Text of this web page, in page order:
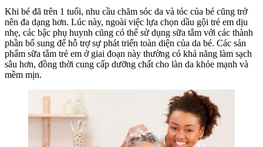
Khi bé đã trên 1 tuổi, nhu cầu chăm sóc da và tóc của bé cũng trở
nên đa dạng hơn. Lúc này, ngoài việc lựa chọn dầu gội trẻ em dịu
nhẹ, các bậc phụ huynh cũng có thể sử dụng sữa tắm với các thành
phần bổ sung để hỗ trợ sự phát triển toàn diện của da bé. Các sản
phẩm sữa tắm trẻ em ở giai đoạn này thường có khả năng làm sạch
sâu hơn, đồng thời cung cấp dưỡng chất cho làn da khỏe mạnh và
mềm mịn.